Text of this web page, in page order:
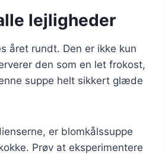
lejligheder
året rundt. Den er ikke kun
den som en let frokost,
suppe helt sikkert glæde
er blomkålssuppe
Prøv at eksperimentere